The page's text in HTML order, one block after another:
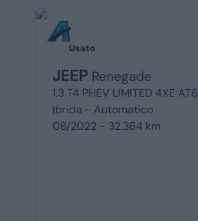
Usato
JEEP Renegade
1.3 T4 PHEV LIMITED 4XE AT6
Ibrida - Automatico
08/2022 - 32.364 km